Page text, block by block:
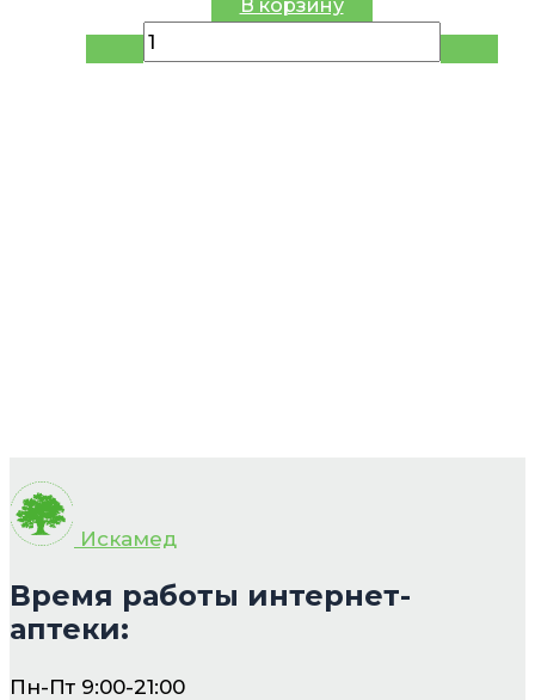
34.64 руб..
27.71 руб..
В корзину
Искамед
Время работы интернет-
аптеки:
Пн-Пт 9:00-21:00